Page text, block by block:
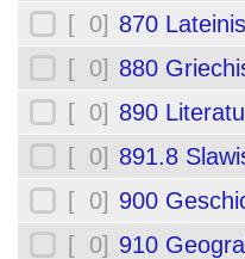
[ 0] 870
[ 0] 880
[ 0] 890
[ 0] 891.8
[ 0] 900
[ 0] 910